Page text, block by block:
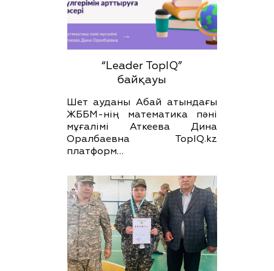
“Leader TopIQ”
байқауы
Шет ауданы Абай атындағы
ЖББМ-нің математика пәні
мұғалімі Аткеева Дина
Оралбаевна TopIQ.kz
платформ…